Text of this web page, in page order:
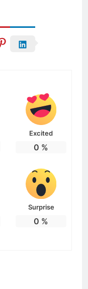
Excited
0 %
Surprise
0 %